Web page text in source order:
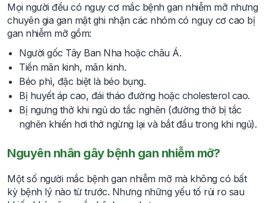
Mọi người đều có nguy cơ mắc bệnh gan nhiễm mỡ nhưng
chuyên gia gan mật ghi nhận các nhóm có nguy cơ cao bị
gan nhiễm mỡ gồm:
Người gốc Tây Ban Nha hoặc châu Á.
Tiền mãn kinh, mãn kinh.
Béo phì, đặc biệt là béo bụng.
Bị huyết áp cao, đái tháo đường hoặc cholesterol cao.
Bị ngưng thở khi ngủ do tắc nghẽn (đường thở bị tắc
nghẽn khiến hơi thở ngừng lại và bắt đầu trong khi ngủ).
Nguyên nhân gây bệnh gan nhiễm mỡ?
Một số người mắc bệnh gan nhiễm mỡ mà không có bất
kỳ bệnh lý nào từ trước. Nhưng những yếu tố rủi ro sau